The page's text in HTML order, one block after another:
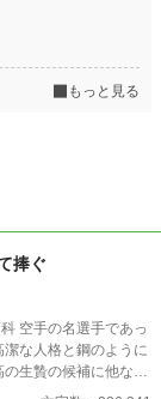
もっと見る
捧ぐ
っ